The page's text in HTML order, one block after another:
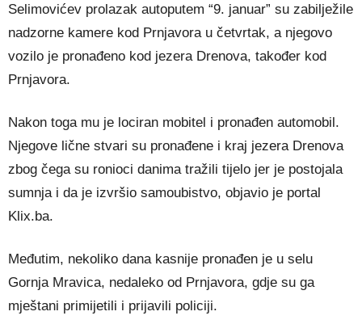
Selimovićev prolazak autoputem “9. januar” su zabilježile
nadzorne kamere kod Prnjavora u četvrtak, a njegovo
vozilo je pronađeno kod jezera Drenova, također kod
Prnjavora.
Nakon toga mu je lociran mobitel i pronađen automobil.
Njegove lične stvari su pronađene i kraj jezera Drenova
zbog čega su ronioci danima tražili tijelo jer je postojala
sumnja i da je izvršio samoubistvo, objavio je portal
Klix.ba.
Međutim, nekoliko dana kasnije pronađen je u selu
Gornja Mravica, nedaleko od Prnjavora, gdje su ga
mještani primijetili i prijavili policiji.